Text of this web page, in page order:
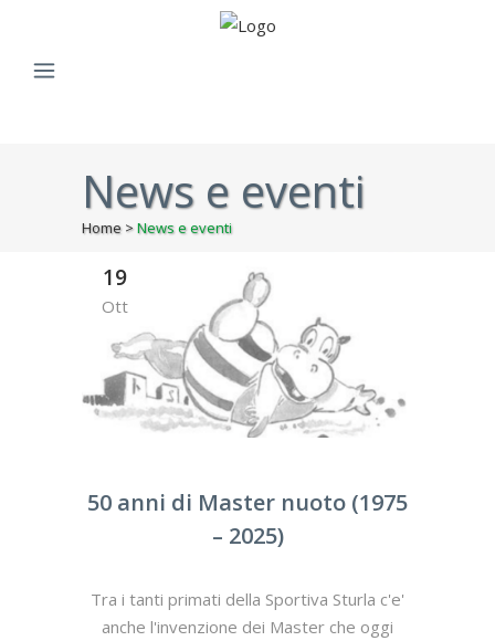
News e eventi
Home >News e eventi
19
Ott
50 anni di Master nuoto (1975
– 2025)
Tra i tanti primati della Sportiva Sturla c'e'
anche l'invenzione dei Master che oggi